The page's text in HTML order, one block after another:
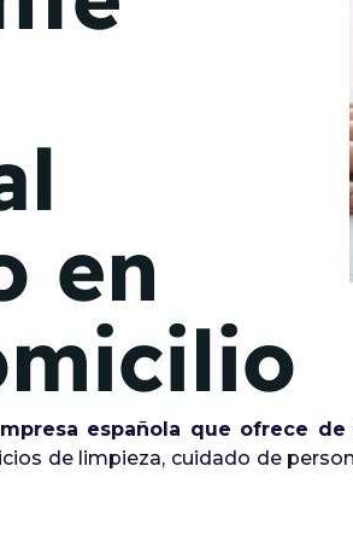
de
05 de
en
española que ofrece
de limpieza, cuidado de